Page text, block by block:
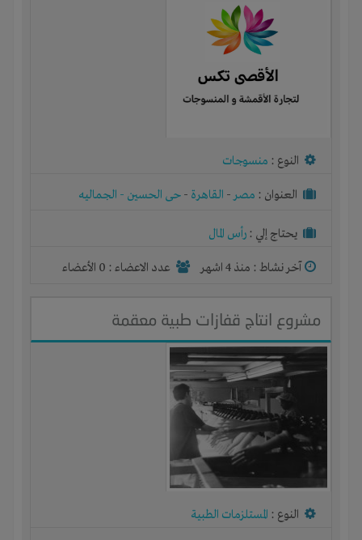
النوع : منسوجات
العنوان : مصر- القاهرة - حى الحسين - الجماليه
يحتاج إلي : رأس المال
آخر نشاط : منذ 4 اشهر عدد الاعضاء : 0 الأعضاء
مشروع انتاج قفازات طبية معقمة
النوع : المستلزمات الطبية